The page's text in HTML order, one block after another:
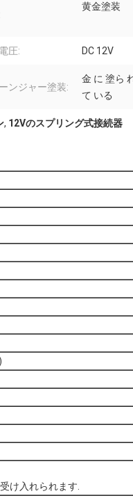
黄金塗装
圧: DC 12V
ンジャー塗装:
金 に 塗ら
て いる
, 12Vのスプリング式接続器
け入れられます.